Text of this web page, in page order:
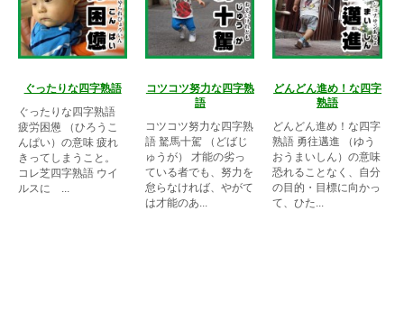
ぐったりな四字熟語
ぐったりな四字熟語
疲労困憊 （ひろうこ
んぱい）の意味 疲れ
きってしまうこと。
コレ芝四字熟語 ウイ
ルスに ...
コツコツ努力な四字熟
語
コツコツ努力な四字熟
語 駑馬十駕 （どばじ
ゅうが） 才能の劣っ
ている者でも、努力を
怠らなければ、やがて
は才能のあ...
どんどん進め！な四字
熟語
どんどん進め！な四字
熟語 勇往邁進 （ゆう
おうまいしん）の意味
恐れることなく、自分
の目的・目標に向かっ
て、ひた...